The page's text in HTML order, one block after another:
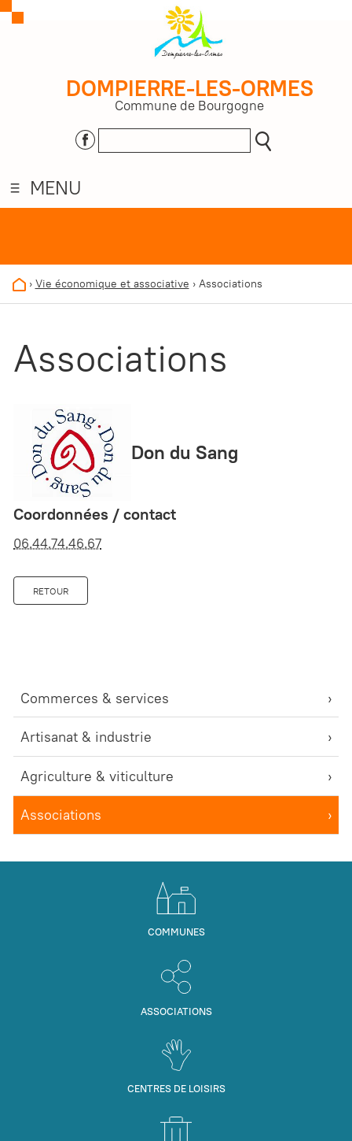
DOMPIERRE-LES-ORMES
Commune de Bourgogne
MENU
› Vie économique et associative › Associations
Commerces & services
Artisanat & industrie
Agriculture & viticulture
Associations
Associations
Don du Sang
Coordonnées / contact
06.44.74.46.67
RETOUR
COMMUNES
ASSOCIATIONS
CENTRES DE LOISIRS